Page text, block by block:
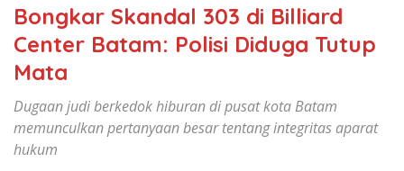
Bongkar Skandal 303 di Billiard
Center Batam: Polisi Diduga Tutup
Mata
Dugaan judi berkedok hiburan di pusat kota Batam
memunculkan pertanyaan besar tentang integritas aparat
hukum